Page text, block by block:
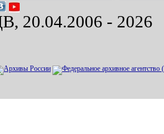
20.04.2006 - 2026